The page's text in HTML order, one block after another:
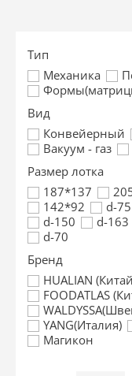
Тип
Механика
Вид
Конвейерный
Вакуум - газ
Размер лотка
187*137
142*92
d-75
d-150
d-163
d-70
Бренд
HUALIAN
FOODATLAS
YANG(Италия)
Магикон